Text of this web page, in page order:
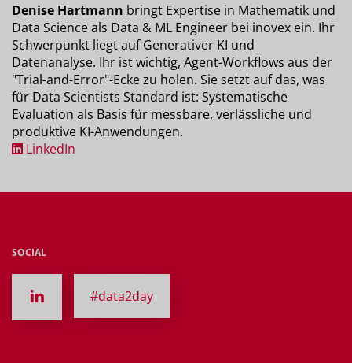
Denise Hartmann bringt Expertise in Mathematik und
Data Science als Data & ML Engineer bei inovex ein. Ihr
Schwerpunkt liegt auf Generativer KI und
Datenanalyse. Ihr ist wichtig, Agent-Workflows aus der
"Trial-and-Error"-Ecke zu holen. Sie setzt auf das, was
für Data Scientists Standard ist: Systematische
Evaluation als Basis für messbare, verlässliche und
produktive KI-Anwendungen.
LinkedIn
SOCIAL
#data2day